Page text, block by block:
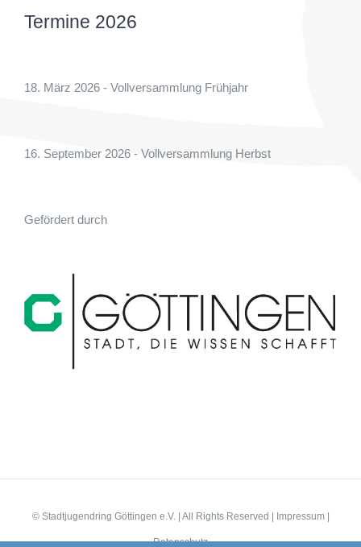
Termine 2026
18. März 2026 - Vollversammlung Frühjahr
16. September 2026 - Vollversammlung Herbst
Gefördert durch
© Stadtjugendring Göttingen e.V. | All Rights Reserved | Impressum|
Datenschutz